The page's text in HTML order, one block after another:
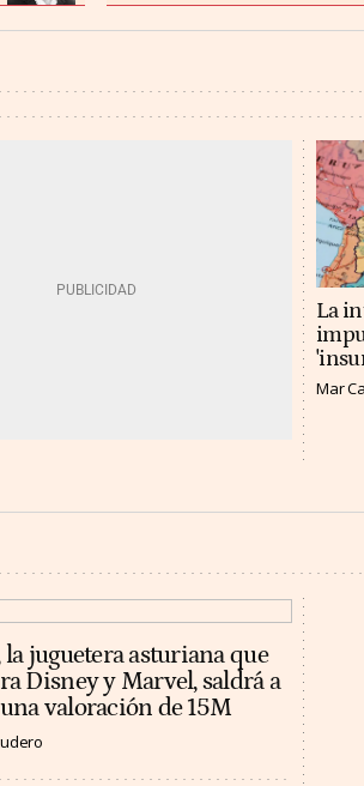
La
Mar
la juguetera asturiana que
Disney y Marvel, saldrá a
valoración de 15M